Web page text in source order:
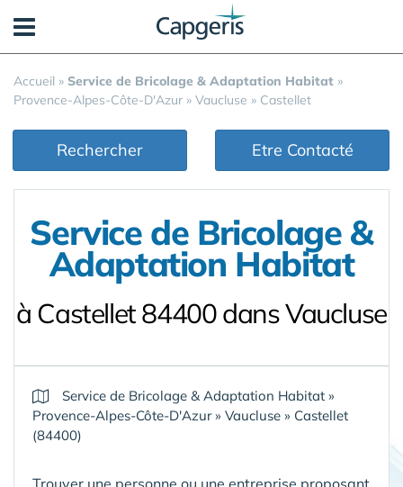
Accueil » Service de Bricolage & Adaptation Habitat »
Provence-Alpes-Côte-D'Azur » Vaucluse » Castellet
Rechercher Etre Contacté
Service de Bricolage &
Adaptation Habitat
à Castellet 84400 dans Vaucluse
Service de Bricolage & Adaptation Habitat »
Provence-Alpes-Côte-D'Azur» Vaucluse » Castellet
(84400)
Trouver une personne ou une entreprise proposant